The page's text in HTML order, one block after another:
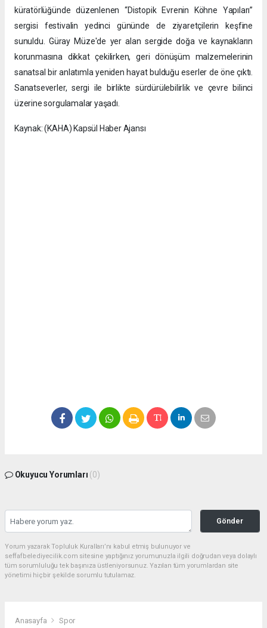
küratörlüğünde düzenlenen “Distopik Evrenin Köhne Yapıları”
sergisi festivalin yedinci gününde de ziyaretçilerin keşfine
sunuldu. Güray Müze'de yer alan sergide doğa ve kaynakların
korunmasına dikkat çekilirken, geri dönüşüm malzemelerinin
sanatsal bir anlatımla yeniden hayat bulduğu eserler de öne çıktı.
Sanatseverler, sergi ile birlikte sürdürülebilirlik ve çevre bilinci
üzerine sorgulamalar yaşadı.
Kaynak: (KAHA) Kapsül Haber Ajansı
Okuyucu Yorumları (0)
Gönder
Yorum yazarak Topluluk Kuralları’nı kabul etmiş bulunuyor ve
seffafbelediyecilik.com sitesine yaptığınız yorumunuzla ilgili doğrudan veya dolaylı
tüm sorumluluğu tek başınıza üstleniyorsunuz. Yazılan tüm yorumlardan site
yönetimi hiçbir şekilde sorumlu tutulamaz.
Anasayfa Spor